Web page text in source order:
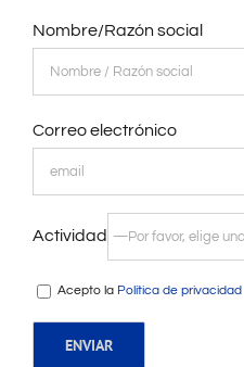
Nombre/Razón social
Correo electrónico
Actividad
Acepto la Política de privacidad